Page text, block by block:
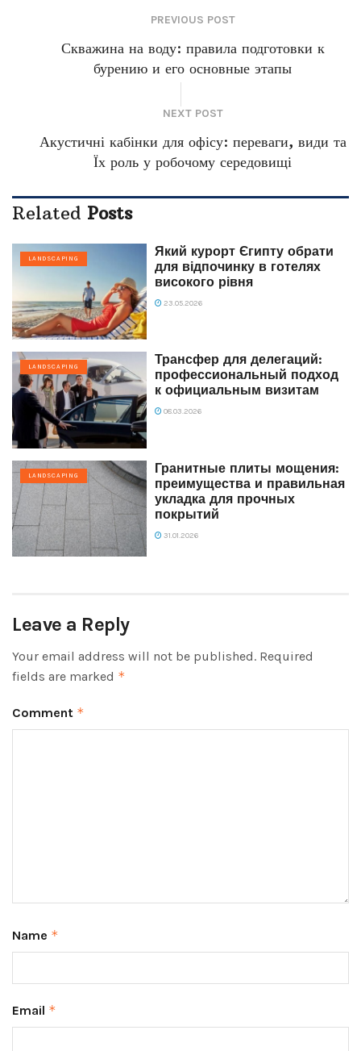
PREVIOUS POST
Скважина на воду: правила подготовки к
бурению и его основные этапы
NEXT POST
Акустичні кабінки для офісу: переваги, види та
Їх роль у робочому середовищі
Related Posts
LANDSCAPING
Який курорт Єгипту обрати
для відпочинку в готелях
високого рівня
23.05.2026
LANDSCAPING
Трансфер для делегаций:
профессиональный подход
к официальным визитам
08.03.2026
LANDSCAPING
Гранитные плиты мощения:
преимущества и правильная
укладка для прочных
покрытий
31.01.2026
Leave a Reply
Your email address will not be published. Required
fields are marked *
Comment *
Name *
Email *